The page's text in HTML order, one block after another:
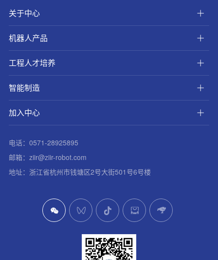
关于中心
机器人产品
工程人才培养
智能制造
加入中心
电话：0571-28925895
邮箱：ziir@ziir-robot.com
地址：浙江省杭州市钱塘区2号大街501号6号楼